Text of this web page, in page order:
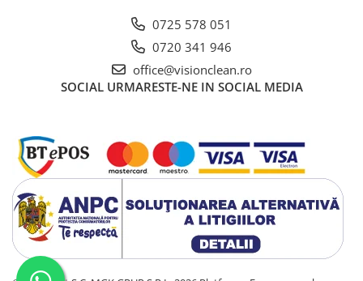
0725 578 051
0720 341 946
office@visionclean.ro
SOCIAL URMARESTE-NE IN SOCIAL MEDIA